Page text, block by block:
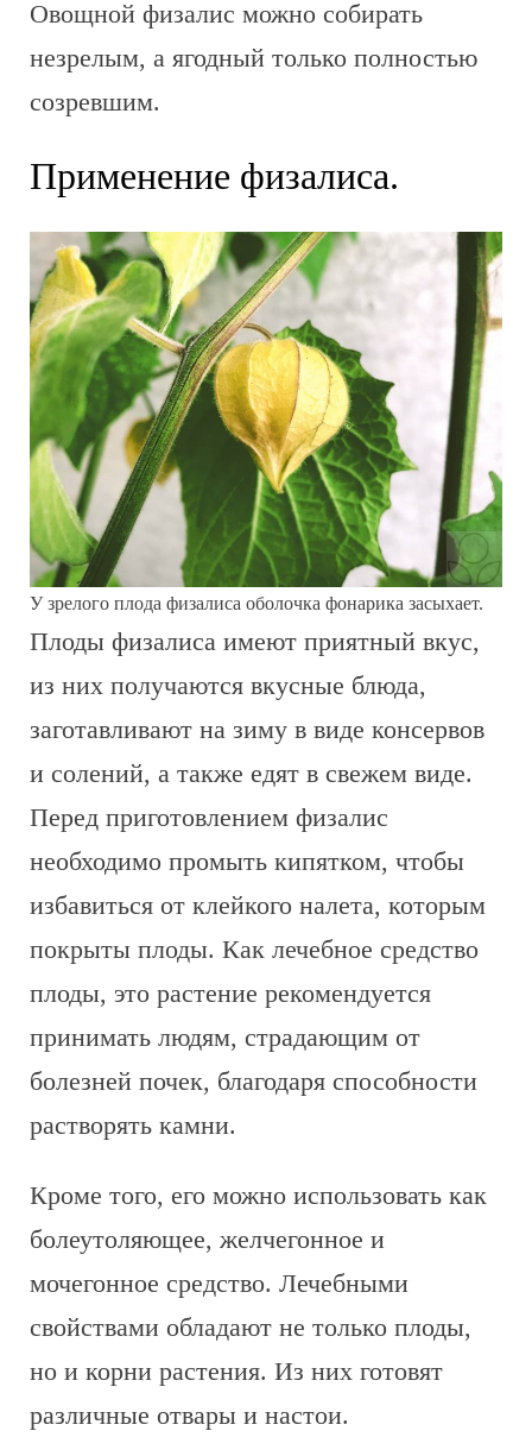
Овощной физалис можно собирать
незрелым, а ягодный только полностью
созревшим.
Применение физалиса.
У зрелого плода физалиса оболочка фонарика засыхает.
Плоды физалиса имеют приятный вкус,
из них получаются вкусные блюда,
заготавливают на зиму в виде консервов
и солений, а также едят в свежем виде.
Перед приготовлением физалис
необходимо промыть кипятком, чтобы
избавиться от клейкого налета, которым
покрыты плоды. Как лечебное средство
плоды, это растение рекомендуется
принимать людям, страдающим от
болезней почек, благодаря способности
растворять камни.
Кроме того, его можно использовать как
болеутоляющее, желчегонное и
мочегонное средство. Лечебными
свойствами обладают не только плоды,
но и корни растения. Из них готовят
различные отвары и настои.